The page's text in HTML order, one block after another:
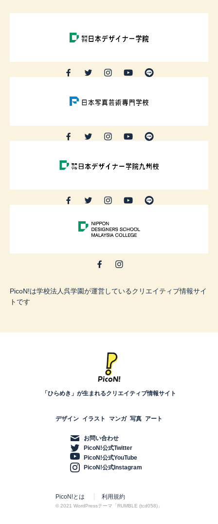
PicoN!は学校法人呉学園が運営しているクリエイティブ情報サイ
トです
デザイン イラスト マンガ 写真 アート
お問い合わせ
PicoN!公式Twitter
PicoN!公式YouTube
PicoN!公式Instagram
PicoN!とは 利用規約
© 2021 WordPressテーマ「RUMBLE (tcd058)」
「ひらめき」が生まれるクリエイティブ情報サイト